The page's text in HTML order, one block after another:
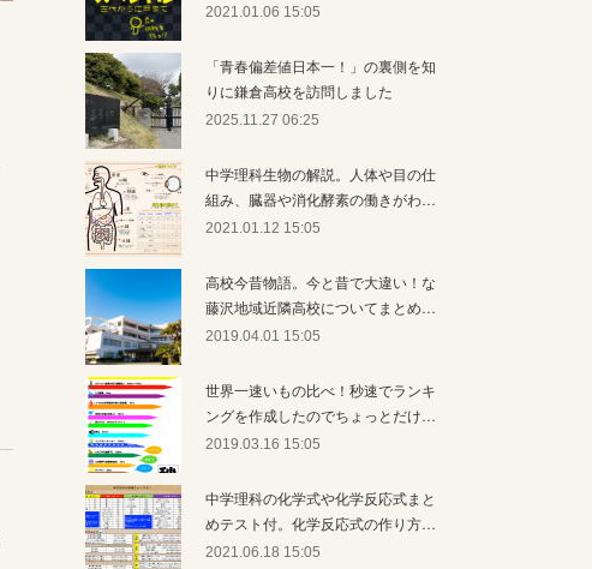
2021.01.06 15:05
「青春偏差値日本一！」の裏側を知
りに鎌倉高校を訪問しました
2025.11.27 06:25
中学理科生物の解説。人体や目の仕
組み、臓器や消化酵素の働きがわ…
2021.01.12 15:05
高校今昔物語。今と昔で大違い！な
藤沢地域近隣高校についてまとめ…
2019.04.01 15:05
世界一速いもの比べ！秒速でランキ
ングを作成したのでちょっとだけ…
2019.03.16 15:05
中学理科の化学式や化学反応式まと
めテスト付。化学反応式の作り方…
2021.06.18 15:05